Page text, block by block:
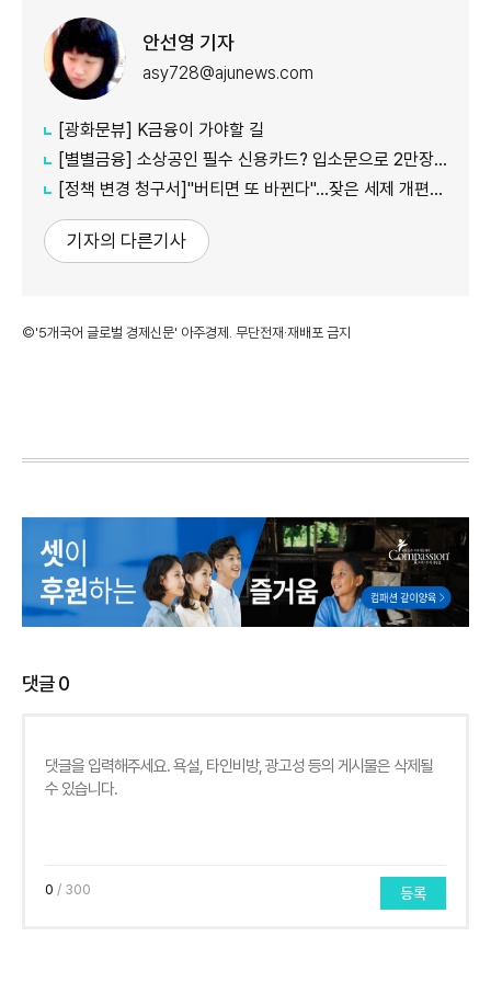
안선영 기자
asy728@ajunews.com
[광화문뷰] K금융이 가야할 길
[별별금융] 소상공인 필수 신용카드? 입소문으로 2만장 발급
[정책 변경 청구서]"버티면 또 바뀐다"…잦은 세제 개편이 키운 '학습 효과'
기자의 다른기사
©'5개국어 글로벌 경제신문' 아주경제. 무단전재·재배포 금지
댓글0
0 / 300 등록